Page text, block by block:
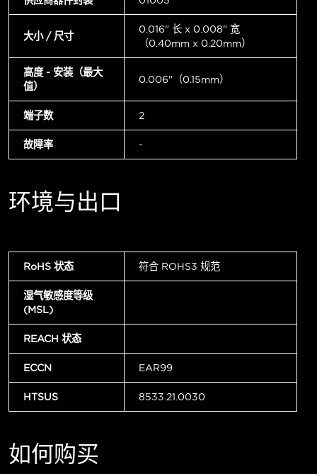
大小 / 尺寸
0.016" 长 x 0.008" 宽
（0.40mm x 0.20mm）
高度 - 安装（最大
值）
0.006"（0.15mm）
端子数 2
故障率 -
环境与出口
RoHS 状态 符合 ROHS3 规范
湿气敏感度等级
(MSL)
REACH 状态
ECCN EAR99
HTSUS 8533.21.0030
如何购买